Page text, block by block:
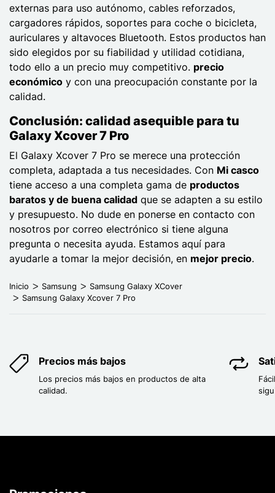
externas para uso autónomo, cables reforzados,
cargadores rápidos, soportes para coche o bicicleta,
auriculares y altavoces Bluetooth. Estos productos han
sido elegidos por su fiabilidad y utilidad cotidiana,
todo ello a un precio muy competitivo. precio
económico y con una preocupación constante por la
calidad.
Conclusión: calidad asequible para tu
Galaxy Xcover 7 Pro
El Galaxy Xcover 7 Pro se merece una protección
completa, adaptada a tus necesidades. Con Mi casco
tiene acceso a una completa gama de productos
baratos y de buena calidad que se adapten a su estilo
y presupuesto. No dude en ponerse en contacto con
nosotros por correo electrónico si tiene alguna
pregunta o necesita ayuda. Estamos aquí para
ayudarle a tomar la mejor decisión, en mejor precio.
Inicio Samsung
Samsung Galaxy XCover
Samsung Galaxy Xcover 7 Pro
Precios más bajos
Los precios más bajos en productos de alta
calidad.